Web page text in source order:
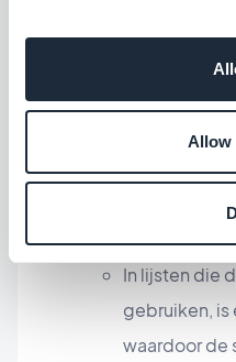
Allow
In lijsten die
gebruiken,
waardoor de